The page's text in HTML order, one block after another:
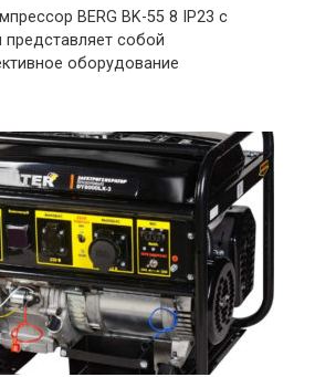
BERG BK-55 8 IP23 с
представляет собой
оборудование